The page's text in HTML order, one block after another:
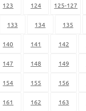
123 124 125-127
133 134 135
140 141 142
147 148 149
154 155 156
161 162 163